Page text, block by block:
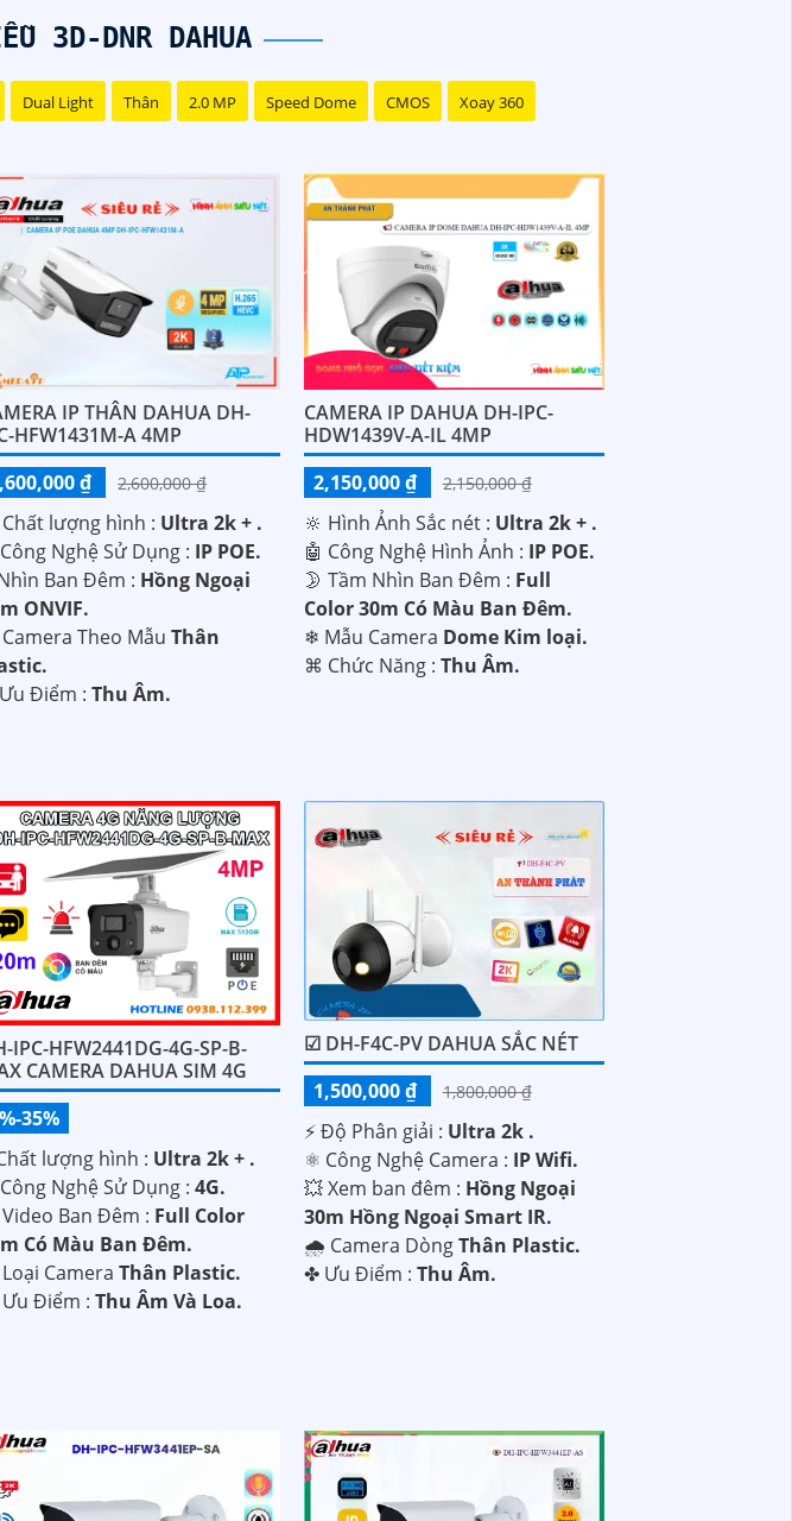
3D-DNR DAHUA
Dual Light Thân 2.0 MP Speed Dome CMOS Xoay 360
IP THÂN DAHUA DH-
HFW1431M-A 4MP
₫
2,600,000 ₫
Chất lượng hình : Ultra 2k + .
Nghệ Sử Dụng : IP POE.
Ban Đêm : Hồng Ngoại
ONVIF.
Camera Theo MẫuThân
Điểm :Thu Âm.
CAMERA IP DAHUA DH-IPC-
HDW1439V-A-IL 4MP
2,150,000 ₫
2,150,000 ₫
🔆 Hình Ảnh Sắc nét : Ultra 2k + .
🤖️ Công Nghệ Hình Ảnh : IP POE.
🌛 Tầm Nhìn Ban Đêm : Full
Color 30m Có Màu Ban Ðêm.
❄ Mẫu Camera Dome Kim loại.
️⌘ Chức Năng : Thu Âm.
IPC-HFW2441DG-4G-SP-B-
CAMERA DAHUA SIM 4G
35%
lượng hình : Ultra 2k + .
Nghệ Sử Dụng :4G.
Video Ban Đêm : Full Color
Có Màu Ban Ðêm.
CameraThân Plastic.
Ưu Điểm :Thu Âm Và Loa.
☑ DH-F4C-PV DAHUA SẮC NÉT
1,500,000 ₫
1,800,000 ₫
️⚡ Độ Phân giải : Ultra 2k .
⚛️ Công Nghệ Camera : IP Wifi.
💥 Xem ban đêm : Hồng Ngoại
30m Hồng Ngoại Smart IR.
🌧️ Camera DòngThân Plastic.
️✤ Ưu Điểm : Thu Âm.